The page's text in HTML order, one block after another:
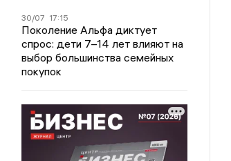
30/07 17:15
Поколение Альфа диктует
спрос: дети 7–14 лет влияют на
выбор большинства семейных
покупок